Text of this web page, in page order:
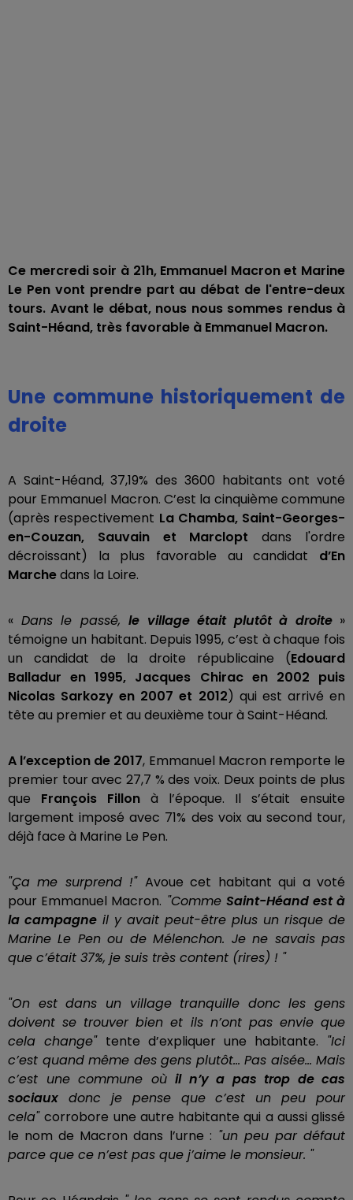
Ce mercredi soir à 21h, Emmanuel Macron et Marine
Le Pen vont prendre part au débat de l'entre-deux
tours. Avant le débat, nous nous sommes rendus à
Saint-Héand, très favorable à Emmanuel Macron.
Une commune historiquement de
droite
A Saint-Héand, 37,19% des 3600 habitants ont voté
pour Emmanuel Macron. C’est la cinquième commune
(après respectivement La Chamba, Saint-Georges-
en-Couzan, Sauvain et Marcloptdans l'ordre
décroissant) la plus favorable au candidat d’En
Marchedans la Loire.
« Dans le passé, le village était plutôt à droite»
témoigne un habitant. Depuis 1995, c’est à chaque fois
un candidat de la droite républicaine (Edouard
Balladur en 1995, Jacques Chirac en 2002 puis
Nicolas Sarkozy en 2007 et 2012) qui est arrivé en
tête au premier et au deuxième tour à Saint-Héand.
A l’exception de 2017, Emmanuel Macron remporte le
premier tour avec 27,7 % des voix. Deux points de plus
que François Fillon à l’époque. Il s’était ensuite
largement imposé avec 71% des voix au second tour,
déjà face à Marine Le Pen.
"Ça me surprend !" Avoue cet habitant qui a voté
pour Emmanuel Macron. "Comme Saint-Héand est à
la campagne il y avait peut-être plus un risque de
Marine Le Pen ou de Mélenchon. Je ne savais pas
que c’était 37%, je suis très content (rires) ! "
"On est dans un village tranquille donc les gens
doivent se trouver bien et ils n’ont pas envie que
cela change" tente d’expliquer une habitante. "Ici
c’est quand même des gens plutôt... Pas aisée... Mais
c’est une commune où il n’y a pas trop de cas
sociaux donc je pense que c’est un peu pour
cela"corrobore une autre habitante qui a aussi glissé
le nom de Macron dans l’urne : "un peu par défaut
parce que ce n’est pas que j’aime le monsieur. "